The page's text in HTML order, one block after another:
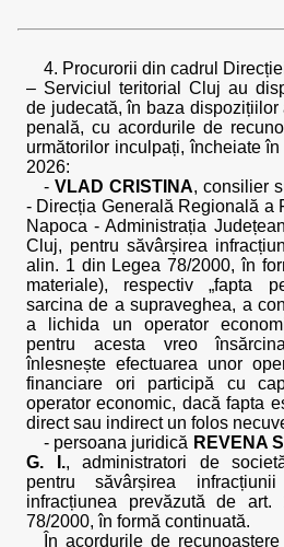
4. Procurorii din cadrul
– Serviciul teritorial Cluj au
de judecată, în baza dispozițiilor
penală, cu acordurile de
următorilor inculpați, încheiate
2026:
- VLAD CRISTINA, consilier
- Direcția Generală Regională a
Napoca - Administrația
Cluj, pentru săvârșirea
alin. 1 din Legea 78/2000, în
materiale), respectiv „fapta
sarcina de a supraveghea, a
a lichida un operator
pentru acesta vreo
înlesnește efectuarea unor
financiare ori participă cu
operator economic, dacă fapta
direct sau indirect un folos
- persoana juridică REVENA
G. I., administratori de
pentru săvârșirea
infracțiunea prevăzută de
78/2000, în formă continuată.
În acordurile de